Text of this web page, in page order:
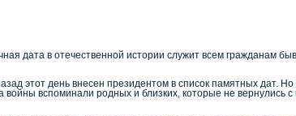
дата в отечественной истории служит всем гражданам
этот день внесен президентом в список памятных дат.
вспоминали родных и близких, которые не вернулись